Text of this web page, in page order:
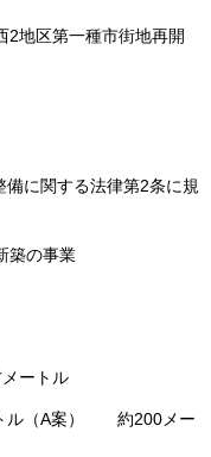
区第一種市街地再開
関する法律第2条に規
の事業
ートル
A案） 約200メー